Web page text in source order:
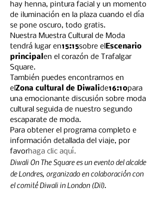
hay henna, pintura facial y un momento
de iluminación en la plaza cuando el día
se pone oscuro, todo gratis.
Nuestra Muestra Cultural de Moda
tendrá lugar en15:15sobre el Escenario
principal en el corazón de Trafalgar
Square.
También puedes encontrarnos en
elZona cultural de Diwalide16:10para
una emocionante discusión sobre moda
cultural seguida de nuestro segundo
escaparate de moda.
Para obtener el programa completo e
información detallada del viaje, por
favorhaga clic aquí.
Diwali On The Square es un evento del alcalde
de Londres, organizado en colaboración con
el comité Diwali in London (Dil).